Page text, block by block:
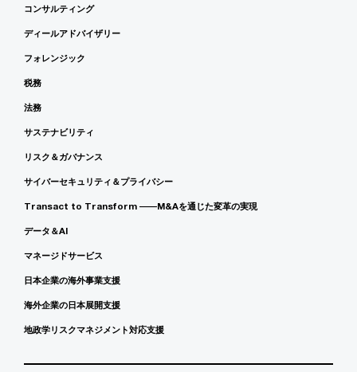
コンサルティング
ディールアドバイザリー
フォレンジック
税務
法務
サステナビリティ
リスク＆ガバナンス
サイバーセキュリティ＆プライバシー
Transact to Transform ――M&Aを通じた変革の実現
データ＆AI
マネージドサービス
日本企業の海外事業支援
海外企業の日本展開支援
地政学リスクマネジメント対応支援